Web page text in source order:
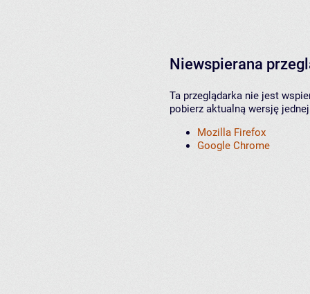
Niewspierana
Ta przeglądarka nie jest
pobierz aktualną wersję
Mozilla Firefox
Google Chrome